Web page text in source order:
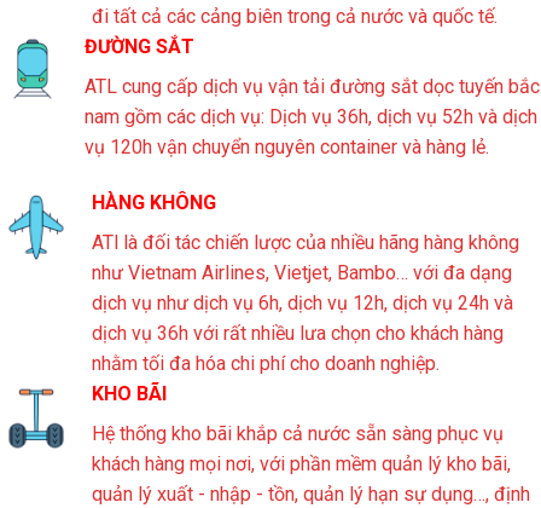
đi tất cả các cảng biên trong cả nước và quốc tế.
ĐƯỜNG SẮT
ATL cung cấp dịch vụ vận tải đường sắt dọc tuyến bắc
nam gồm các dịch vụ: Dịch vụ 36h, dịch vụ 52h và dịch
vụ 120h vận chuyển nguyên container và hàng lẻ.
HÀNG KHÔNG
ATl là đối tác chiến lược của nhiều hãng hàng không
như Vietnam Airlines, Vietjet, Bambo… với đa dạng
dịch vụ như dịch vụ 6h, dịch vụ 12h, dịch vụ 24h và
dịch vụ 36h với rất nhiều lưa chọn cho khách hàng
nhằm tối đa hóa chi phí cho doanh nghiệp.
KHO BÃI
Hệ thống kho bãi khắp cả nước sẵn sàng phục vụ
khách hàng mọi nơi, với phần mềm quản lý kho bãi,
quản lý xuất - nhập - tồn, quản lý hạn sự dụng…, định